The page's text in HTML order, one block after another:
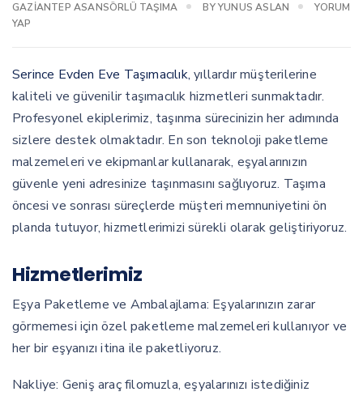
GAZIANTEP ASANSÖRLÜ TAŞIMA BYYUNUS ASLAN
YORUM
YAP
Serince Evden Eve Taşımacılık, yıllardır müşterilerine
kaliteli ve güvenilir taşımacılık hizmetleri sunmaktadır.
Profesyonel ekiplerimiz, taşınma sürecinizin her adımında
sizlere destek olmaktadır. En son teknoloji paketleme
malzemeleri ve ekipmanlar kullanarak, eşyalarınızın
güvenle yeni adresinize taşınmasını sağlıyoruz. Taşıma
öncesi ve sonrası süreçlerde müşteri memnuniyetini ön
planda tutuyor, hizmetlerimizi sürekli olarak geliştiriyoruz.
Hizmetlerimiz
Eşya Paketleme ve Ambalajlama: Eşyalarınızın zarar
görmemesi için özel paketleme malzemeleri kullanıyor ve
her bir eşyanızı itina ile paketliyoruz.
Nakliye: Geniş araç filomuzla, eşyalarınızı istediğiniz